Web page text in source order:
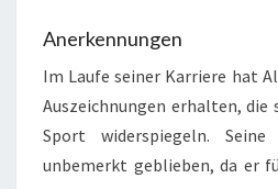
Anerkennungen
Im Laufe seiner Karriere hat
Auszeichnungen erhalten, die
Sport widerspiegeln.
unbemerkt geblieben, da er